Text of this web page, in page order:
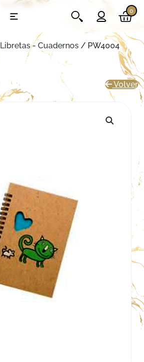
0
Libretas - Cuadernos / PW4004
Volver